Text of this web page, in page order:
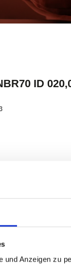
und Anzeigen zu
ID